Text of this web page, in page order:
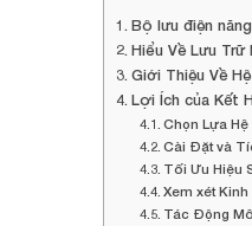
Bộ lưu điện
Hiểu Về Lưu
Giới Thiệu Về
Lợi Ích của Kết
Chọn Lựa
Cài Đặt và
Tối Ưu Hiệu
Xem xét
Tác Động